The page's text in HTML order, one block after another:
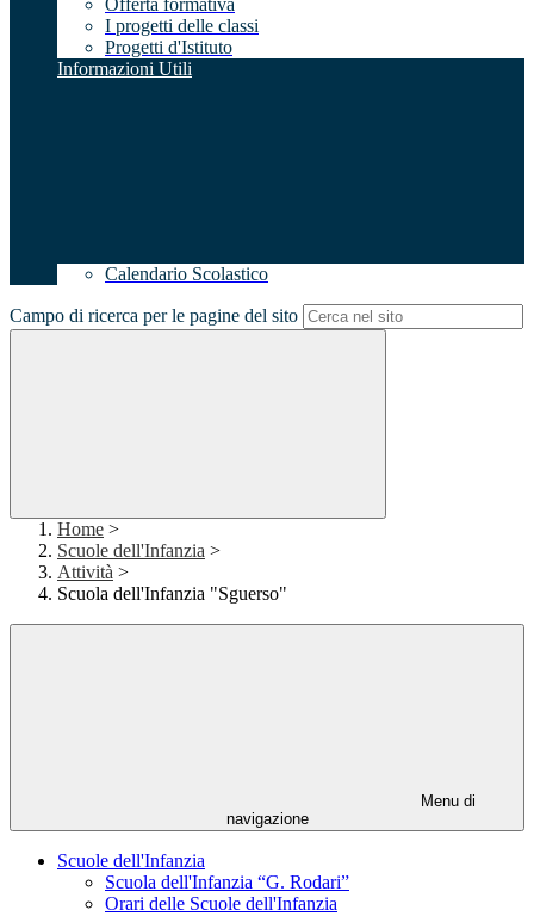
Offerta formativa
I progetti delle classi
Progetti d'Istituto
Informazioni Utili
Calendario Scolastico
Campo di ricerca per le pagine del sito
Home >
Scuole dell'Infanzia >
Attività >
Scuola dell'Infanzia "Sguerso"
Menu di
navigazione
Scuole dell'Infanzia
Scuola dell'Infanzia “G. Rodari”
Orari delle Scuole dell'Infanzia